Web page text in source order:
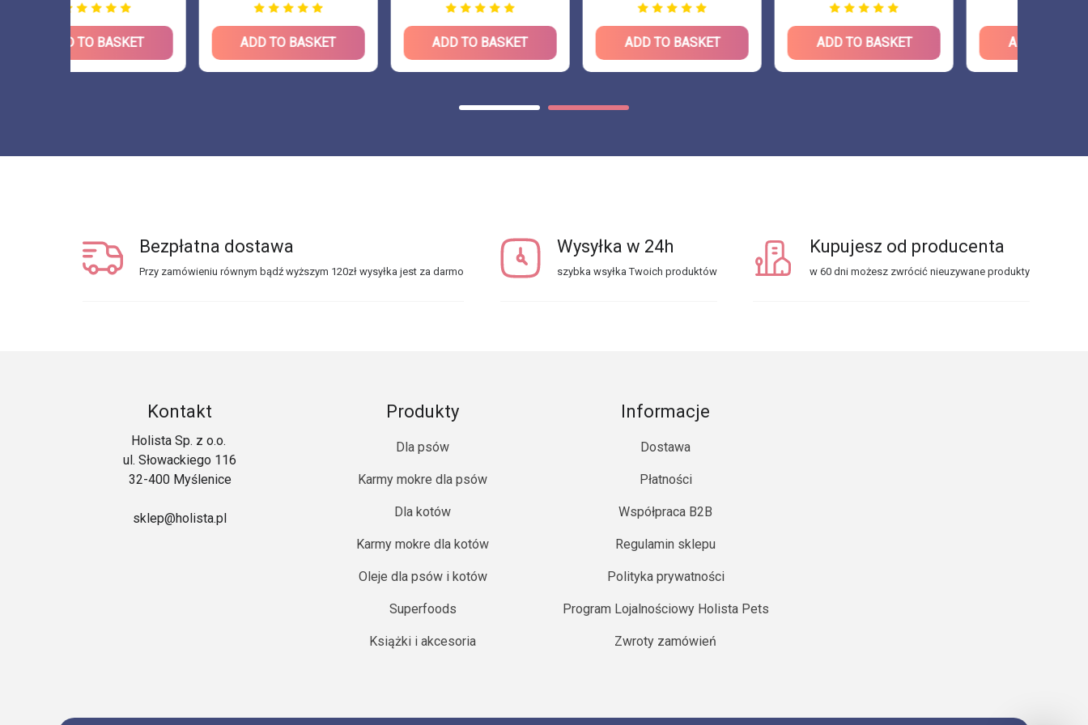
ADD TO BASKET ADD TO BASKET ADD TO BASKET ADD TO BASKET ADD TO BASKET
Bezpłatna dostawa
Przy zamówieniu równym bądź wyższym 120zł wysyłka jest za darmo
Wysyłka w 24h
szybka wsyłka Twoich produktów
Kupujesz od producenta
w 60 dni możesz zwrócić nieuzywane produkty
Kontakt
Holista Sp. z o.o.
ul. Słowackiego 116
32-400 Myślenice
sklep@holista.pl
Produkty
Dla psów
Karmy mokre dla psów
Dla kotów
Karmy mokre dla kotów
Oleje dla psów i kotów
Superfoods
Książki i akcesoria
Informacje
Dostawa
Płatności
Współpraca B2B
Regulamin sklepu
Polityka prywatności
Program Lojalnościowy Holista Pets
Zwroty zamówień